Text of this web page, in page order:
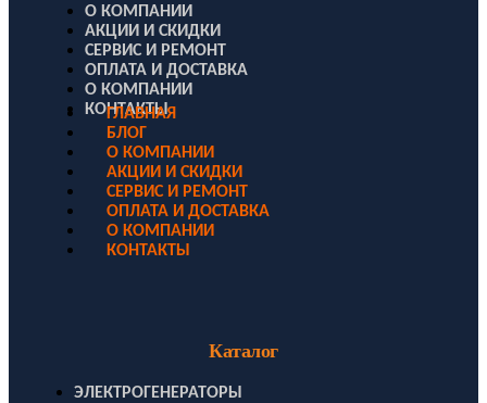
О КОМПАНИИ
АКЦИИ И СКИДКИ
СЕРВИС И РЕМОНТ
ОПЛАТА И ДОСТАВКА
О КОМПАНИИ
КОНТАКТЫ
ГЛАВНАЯ
БЛОГ
О КОМПАНИИ
АКЦИИ И СКИДКИ
СЕРВИС И РЕМОНТ
ОПЛАТА И ДОСТАВКА
О КОМПАНИИ
КОНТАКТЫ
Каталог
ЭЛЕКТРОГЕНЕРАТОРЫ